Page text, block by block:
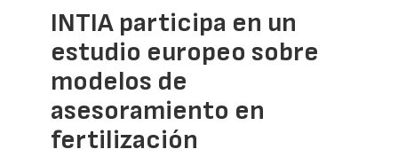
INTIA participa en un
estudio europeo sobre
modelos de
asesoramiento en
fertilización